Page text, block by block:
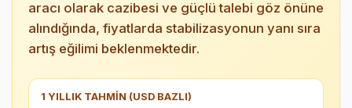
aracı olarak cazibesi ve güçlü talebi göz önüne
alındığında, fiyatlarda stabilizasyonun yanı sıra
artış eğilimi beklenmektedir.
1 YILLIK TAHMİN (USD BAZLI)